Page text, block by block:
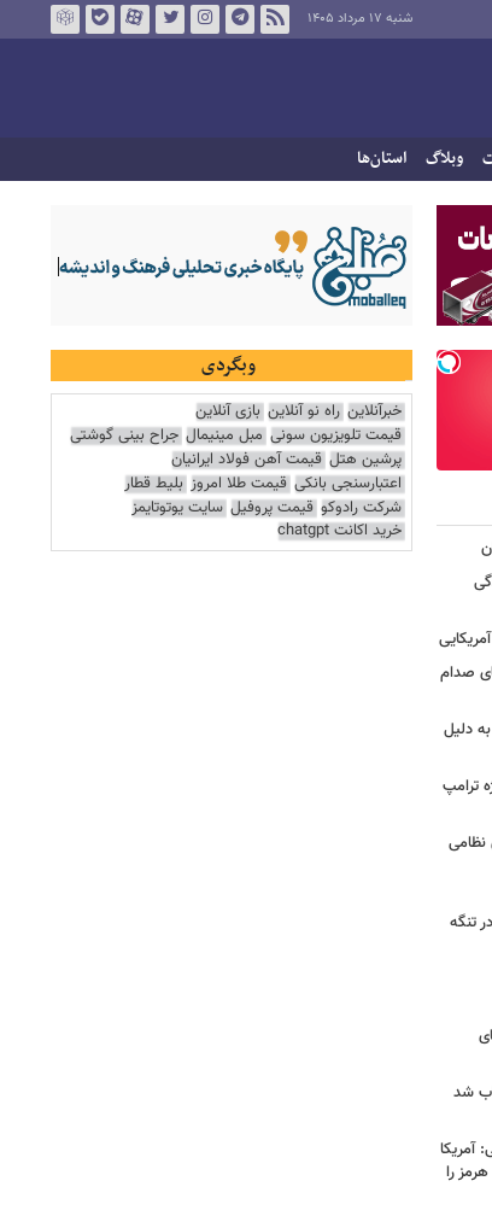
شنبه ۱۷ مرداد ۱۴۰۵
وبلاگ استان‌ها
صدام
دلیل
ترامپ
نظامی
تنگه
شد
آمریکا
را
وبگردی
خبرآنلاین راه نو آنلاین بازی آنلاین
قیمت تلویزیون سونی مبل مینیمال جراح بینی گوشتی
پرشین هتل قیمت آهن فولاد ایرانیان
اعتبارسنجی بانکی قیمت طلا امروز بلیط قطار
شرکت رادوکو قیمت پروفیل سایت یوتوتایمز
خرید اکانت chatgpt